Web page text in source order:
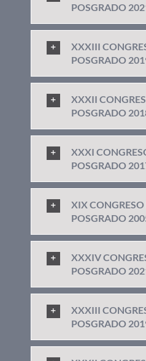
POSGRADO
XXXIII
POSGRADO
XXXII
POSGRADO
XXXI
POSGRADO
XIX
POSGRADO
XXXIV
POSGRADO
XXXIII
POSGRADO